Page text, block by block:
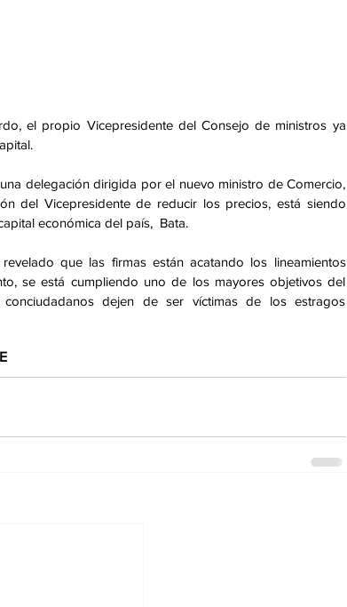
el propio Vicepresidente del Consejo de ministros ya
delegación dirigida por el nuevo ministro de Comercio,
del Vicepresidente de reducir los precios, está siendo
económica del país,  Bata.
que las firmas están acatando los lineamientos
se está cumpliendo uno de los mayores objetivos del
dejen de ser víctimas de los estragos